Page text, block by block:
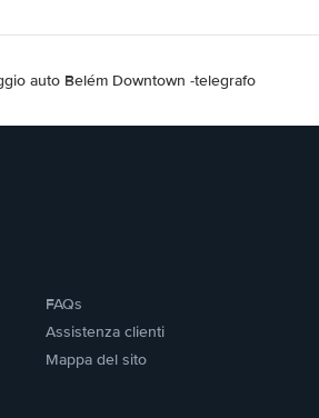
auto Belém Downtown -telegrafo
FAQs
Assistenza clienti
Mappa del sito